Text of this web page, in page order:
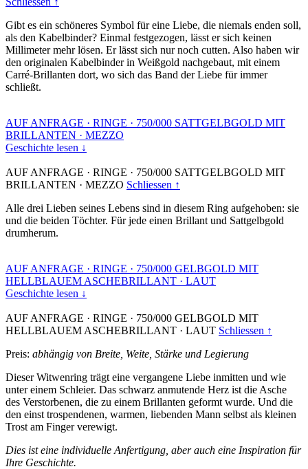
Gibt es ein schöneres Symbol für eine Liebe, die niemals enden soll,
als den Kabelbinder? Einmal festgezogen, lässt er sich keinen
Millimeter mehr lösen. Er lässt sich nur noch cutten. Also haben wir
den originalen Kabelbinder in Weißgold nachgebaut, mit einem
Carré-Brillanten dort, wo sich das Band der Liebe für immer
schließt.
AUF ANFRAGE · RINGE · 750/000 SATTGELBGOLD MIT
BRILLANTEN · MEZZO
Geschichte lesen ↓
AUF ANFRAGE · RINGE · 750/000 SATTGELBGOLD MIT
BRILLANTEN · MEZZO Schliessen ↑
Alle drei Lieben seines Lebens sind in diesem Ring aufgehoben: sie
und die beiden Töchter. Für jede einen Brillant und Sattgelbgold
drumherum.
AUF ANFRAGE · RINGE · 750/000 GELBGOLD MIT
HELLBLAUEM ASCHEBRILLANT · LAUT
Geschichte lesen ↓
AUF ANFRAGE · RINGE · 750/000 GELBGOLD MIT
HELLBLAUEM ASCHEBRILLANT · LAUT Schliessen ↑
Preis: abhängig von Breite, Weite, Stärke und Legierung
Dieser Witwenring trägt eine vergangene Liebe inmitten und wie
unter einem Schleier. Das schwarz anmutende Herz ist die Asche
des Verstorbenen, die zu einem Brillanten geformt wurde. Und die
den einst trospendenen, warmen, liebenden Mann selbst als kleinen
Trost am Finger verewigt.
Dies ist eine individuelle Anfertigung, aber auch eine Inspiration für
Ihre Geschichte.